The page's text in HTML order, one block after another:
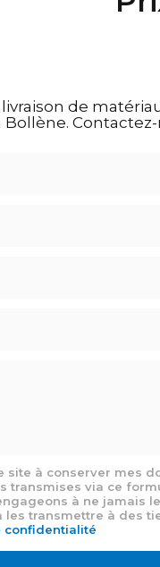
de
site à conserver mes
transmises via ce
à ne jamais
les transmettre à des
confidentialité